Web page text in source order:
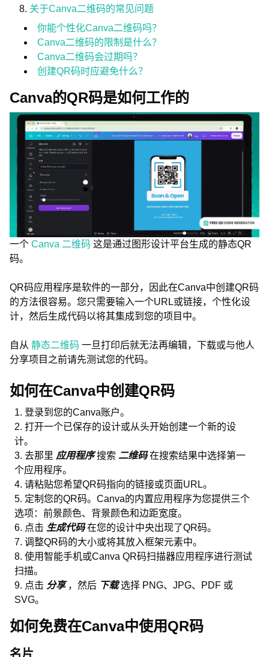
关于Canva二维码的常见问题
你能个性化Canva二维码吗？
Canva二维码的限制是什么？
Canva二维码会过期吗？
创建QR码时应避免什么？
Canva的QR码是如何工作的
一个 Canva 二维码 这是通过图形设计平台生成的静态QR
码。
QR码应用程序是软件的一部分，因此在Canva中创建QR码
的方法很容易。您只需要输入一个URL或链接，个性化设
计，然后生成代码以将其集成到您的项目中。
自从 静态二维码 一旦打印后就无法再编辑，下载或与他人
分享项目之前请先测试您的代码。
如何在Canva中创建QR码
登录到您的Canva账户。
打开一个已保存的设计或从头开始创建一个新的设
计。
去那里 应用程序搜索 二维码在搜索结果中选择第一
个应用程序。
请粘贴您希望QR码指向的链接或页面URL。
定制您的QR码。Canva的内置应用程序为您提供三个
选项：前景颜色、背景颜色和边距宽度。
点击 生成代码在您的设计中央出现了QR码。
调整QR码的大小或将其放入框架元素中。
使用智能手机或Canva QR码扫描器应用程序进行测试
扫描。
点击 分享，然后 下载选择 PNG、JPG、PDF 或
SVG。
如何免费在Canva中使用QR码
名片